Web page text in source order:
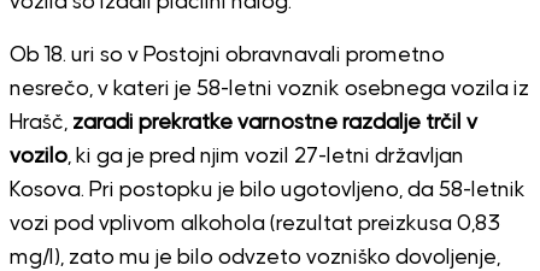
Ob 18. uri so v Postojni obravnavali prometno
nesrečo, v kateri je 58-letni voznik osebnega vozila iz
Hrašč, zaradi prekratke varnostne razdalje trčil v
vozilo, ki ga je pred njim vozil 27-letni državljan
Kosova. Pri postopku je bilo ugotovljeno, da 58-letnik
vozi pod vplivom alkohola (rezultat preizkusa 0,83
mg/l), zato mu je bilo odvzeto vozniško dovoljenje,